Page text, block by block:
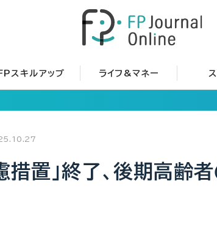
FPスキルアップ ライフ&マネー
措置」終了、後期高齢